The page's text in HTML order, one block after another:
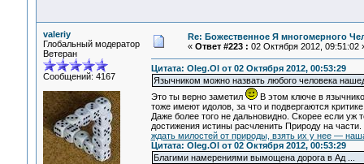
valeriy
Глобальный модератор
Ветеран
Сообщений: 4167
Re: Божественное Я многомерного
« Ответ #223 : 02 Октября 2012, 09:51:02
Цитата: Oleg.Ol от 02 Октября 2012, 00:53:29
Язычником можно назвать любого человека
Это ты верно заметил
В этом ключе в
тоже имеют идолов, за что и подвергаются
Даже более того не дальновидно. Скорее если уж
достижения истины расчленить Природу на
ждать милостей от природы, взять их у нее —
Цитата: Oleg.Ol от 02 Октября 2012, 00:53:29
Благими намерениями вымощена дорога в Ад ...